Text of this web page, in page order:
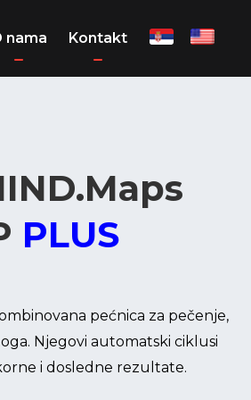
nama Kontakt
PLUS
pećnica za pečenje,
Njegovi automatski ciklusi
i dosledne rezultate.